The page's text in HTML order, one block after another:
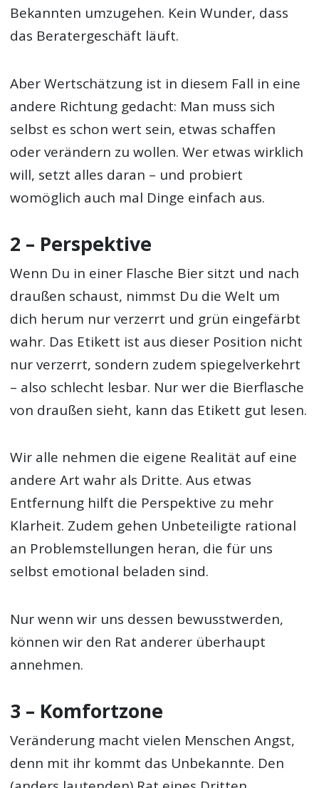
Bekannten umzugehen. Kein Wunder, dass
das Beratergeschäft läuft.
Aber Wertschätzung ist in diesem Fall in eine
andere Richtung gedacht: Man muss sich
selbst es schon wert sein, etwas schaffen
oder verändern zu wollen. Wer etwas wirklich
will, setzt alles daran – und probiert
womöglich auch mal Dinge einfach aus.
2 – Perspektive
Wenn Du in einer Flasche Bier sitzt und nach
draußen schaust, nimmst Du die Welt um
dich herum nur verzerrt und grün eingefärbt
wahr. Das Etikett ist aus dieser Position nicht
nur verzerrt, sondern zudem spiegelverkehrt
– also schlecht lesbar. Nur wer die Bierflasche
von draußen sieht, kann das Etikett gut lesen.
Wir alle nehmen die eigene Realität auf eine
andere Art wahr als Dritte. Aus etwas
Entfernung hilft die Perspektive zu mehr
Klarheit. Zudem gehen Unbeteiligte rational
an Problemstellungen heran, die für uns
selbst emotional beladen sind.
Nur wenn wir uns dessen bewusstwerden,
können wir den Rat anderer überhaupt
annehmen.
3 – Komfortzone
Veränderung macht vielen Menschen Angst,
denn mit ihr kommt das Unbekannte. Den